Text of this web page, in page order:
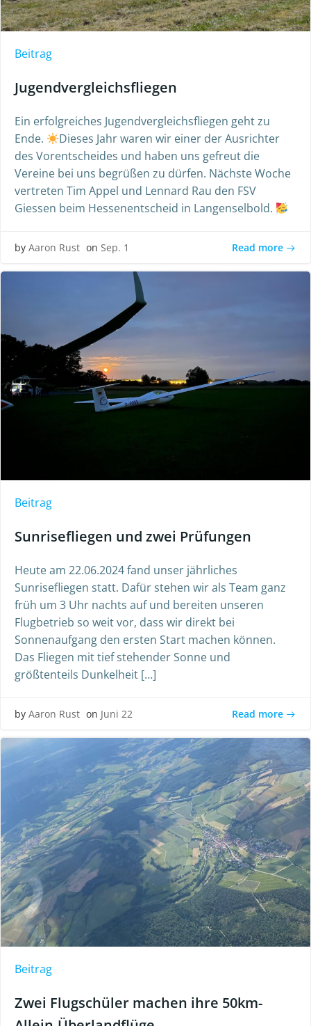
Beitrag
Jugendvergleichsfliegen
Ein erfolgreiches Jugendvergleichsfliegen geht zu
Ende.
Dieses Jahr waren wir einer der Ausrichter
des Vorentscheides und haben uns gefreut die
Vereine bei uns begrüßen zu dürfen. Nächste Woche
vertreten Tim Appel und Lennard Rau den FSV
Giessen beim Hessenentscheid in Langenselbold.
by Aaron Rust on Sep. 1 Read more
Beitrag
Sunrisefliegen und zwei Prüfungen
Heute am 22.06.2024 fand unser jährliches
Sunrisefliegen statt. Dafür stehen wir als Team ganz
früh um 3 Uhr nachts auf und bereiten unseren
Flugbetrieb so weit vor, dass wir direkt bei
Sonnenaufgang den ersten Start machen können.
Das Fliegen mit tief stehender Sonne und
größtenteils Dunkelheit […]
by Aaron Rust on Juni 22 Read more
Beitrag
Zwei Flugschüler machen ihre 50km-